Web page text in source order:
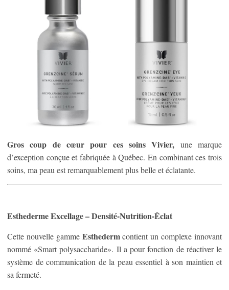
Gros coup de cœur pour ces soins Vivier, une marque
d’exception conçue et fabriquée à Québec. En combinant ces trois
soins, ma peau est remarquablement plus belle et éclatante.
Esthederme Excellage – Densité-Nutrition-Éclat
Cette nouvelle gamme Esthedermcontient un complexe innovant
nommé «Smart polysaccharide». Il a pour fonction de réactiver le
système de communication de la peau essentiel à son maintien et
sa fermeté.